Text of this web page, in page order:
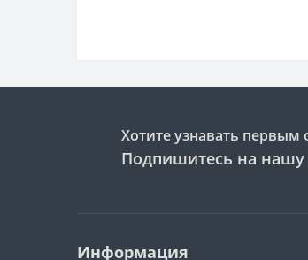
Хотите узнавать первым
Подпишитесь на нашу
Информация